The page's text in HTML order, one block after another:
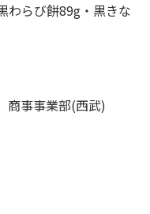
らび餅89g・黒きな
事事業部(西武)